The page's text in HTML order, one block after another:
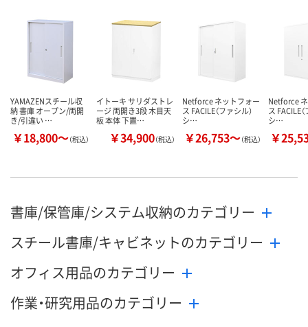
お取り扱い終了しま
カ
YAMAZENスチール収
納 書庫 オープン/両開
き/引違い …
￥18,800～（税込）
イトーキ サリダストレ
ージ 両開き3段 木目天
板 本体 下置…
￥34,900（税込）
Netforce ネットフォー
ス FACILE（ファシル）
シ…
￥26,753～（税込）
Netforce
ス FACILE
シ…
￥
書庫/保管庫/システム収納のカテゴリー
スチール書庫/キャビネットのカテゴリー
オフィス用品のカテゴリー
作業・研究用品のカテゴリー